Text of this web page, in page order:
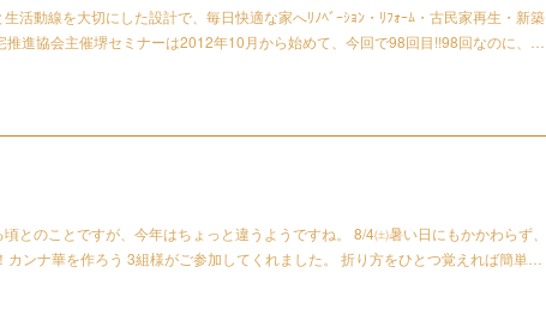
活動線を大切にした設計で、毎日快適な家へﾘﾉﾍﾞｰｼｮﾝ・ﾘﾌｫｰﾑ・古民家再生・新築
進協会主催堺セミナーは2012年10月から始めて、今回で98回目!!98回なのに、…
のことですが、今年はちょっと違うようですね。 8/4㈯暑い日にもかかわらず、
カンナ華を作ろう 3組様がご参加してくれました。 折り方をひとつ覚えれば簡単…